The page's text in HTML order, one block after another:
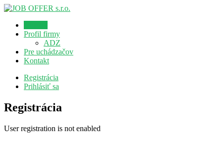
Profil firmy
ADZ
Pre uchádzačov
Kontakt
Registrácia
Prihlásiť sa
Registrácia
User registration is not enabled